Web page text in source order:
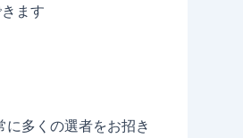
ます
多くの選者をお招き